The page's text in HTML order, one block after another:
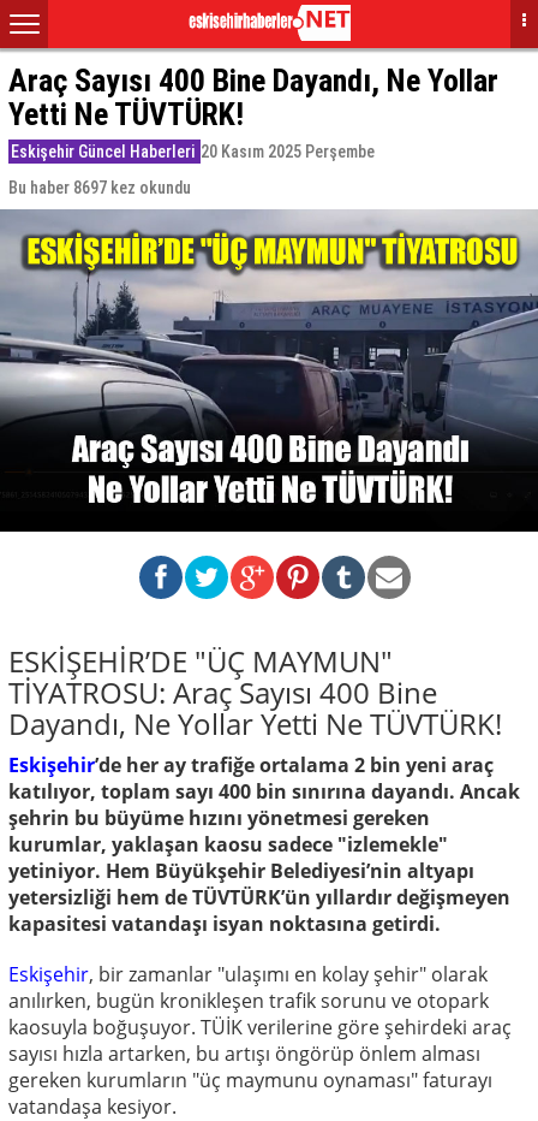
Araç Sayısı 400 Bine Dayandı, Ne Yollar
Yetti Ne TÜVTÜRK!
Eskişehir Güncel Haberleri 20 Kasım 2025 Perşembe
Bu haber 8697 kez okundu
ESKİŞEHİR’DE "ÜÇ MAYMUN"
TİYATROSU: Araç Sayısı 400 Bine
Dayandı, Ne Yollar Yetti Ne TÜVTÜRK!
Eskişehir’de her ay trafiğe ortalama 2 bin yeni araç
katılıyor, toplam sayı 400 bin sınırına dayandı. Ancak
şehrin bu büyüme hızını yönetmesi gereken
kurumlar, yaklaşan kaosu sadece "izlemekle"
yetiniyor. Hem Büyükşehir Belediyesi’nin altyapı
yetersizliği hem de TÜVTÜRK’ün yıllardır değişmeyen
kapasitesi vatandaşı isyan noktasına getirdi.
Eskişehir, bir zamanlar "ulaşımı en kolay şehir" olarak
anılırken, bugün kronikleşen trafik sorunu ve otopark
kaosuyla boğuşuyor. TÜİK verilerine göre şehirdeki araç
sayısı hızla artarken, bu artışı öngörüp önlem alması
gereken kurumların "üç maymunu oynaması" faturayı
vatandaşa kesiyor.